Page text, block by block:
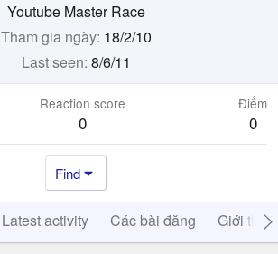
Youtube Master Race
Tham gia ngày 18/2/10
Last seen 8/6/11
Reaction score
0
Điểm
0
Find
Latest activity Các bài đăng Giới thiệu